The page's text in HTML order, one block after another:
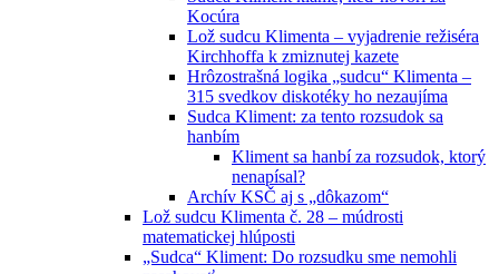
Kocúra
Lož sudcu Klimenta – vyjadrenie režiséra
Kirchhoffa k zmiznutej kazete
Hrôzostrašná logika „sudcu“ Klimenta –
315 svedkov diskotéky ho nezaujíma
Sudca Kliment: za tento rozsudok sa
hanbím
Kliment sa hanbí za rozsudok, ktorý
nenapísal?
Archív KSČ aj s „dôkazom“
Lož sudcu Klimenta č. 28 – múdrosti
matematickej hlúposti
„Sudca“ Kliment: Do rozsudku sme nemohli